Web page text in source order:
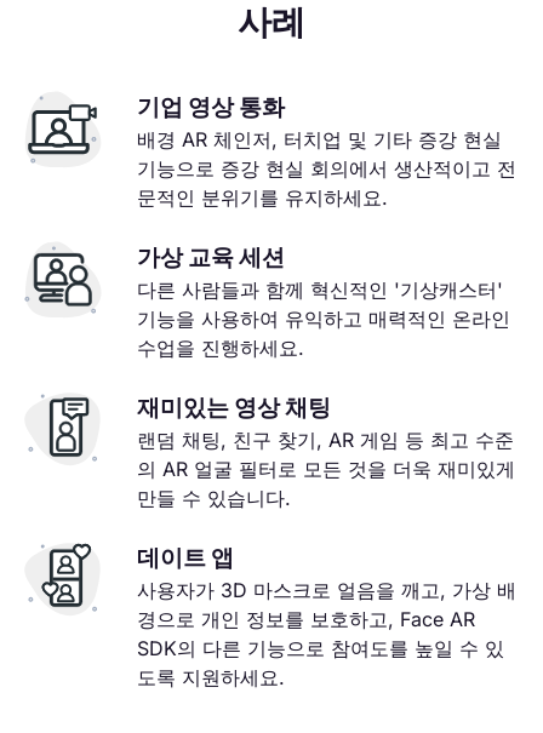
사례
기업 영상 통화
배경 AR 체인저, 터치업 및 기타 증강 현실
기능으로 증강 현실 회의에서 생산적이고 전
문적인 분위기를 유지하세요.
가상 교육 세션
다른 사람들과 함께 혁신적인 '기상캐스터'
기능을 사용하여 유익하고 매력적인 온라인
수업을 진행하세요.
재미있는 영상 채팅
랜덤 채팅, 친구 찾기, AR 게임 등 최고 수준
의 AR 얼굴 필터로 모든 것을 더욱 재미있게
만들 수 있습니다.
데이트 앱
사용자가 3D 마스크로 얼음을 깨고, 가상 배
경으로 개인 정보를 보호하고, Face AR
SDK의 다른 기능으로 참여도를 높일 수 있
도록 지원하세요.